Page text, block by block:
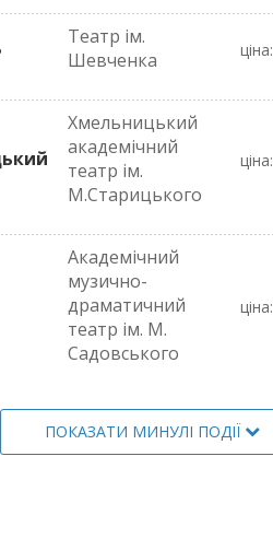
Театр ім.
Шевченка
ціна:
Хмельницький
академічний
театр ім.
М.Старицького
ціна:
Академічний
музично-
драматичний
театр ім. М.
Садовського
ціна:
ПОКАЗАТИ МИНУЛІ ПОДІЇ